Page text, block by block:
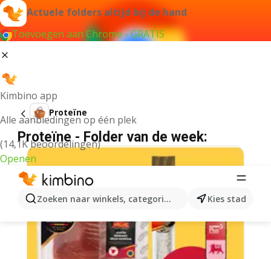
Actuele folders altijd bij de hand
Toevoegen aan Chrome - GRATIS
Kimbino app
Alle aanbiedingen op één plek
(14,1K beoordelingen)
Openen
Zoeken naar winkels, categorieën, producten...
Kies stad
Proteïne
Proteïne - Folder van de week: